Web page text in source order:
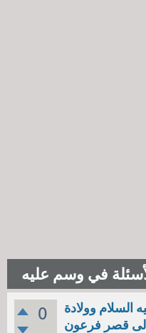
في وسم عليه
0
وولادة
قصر فرعون